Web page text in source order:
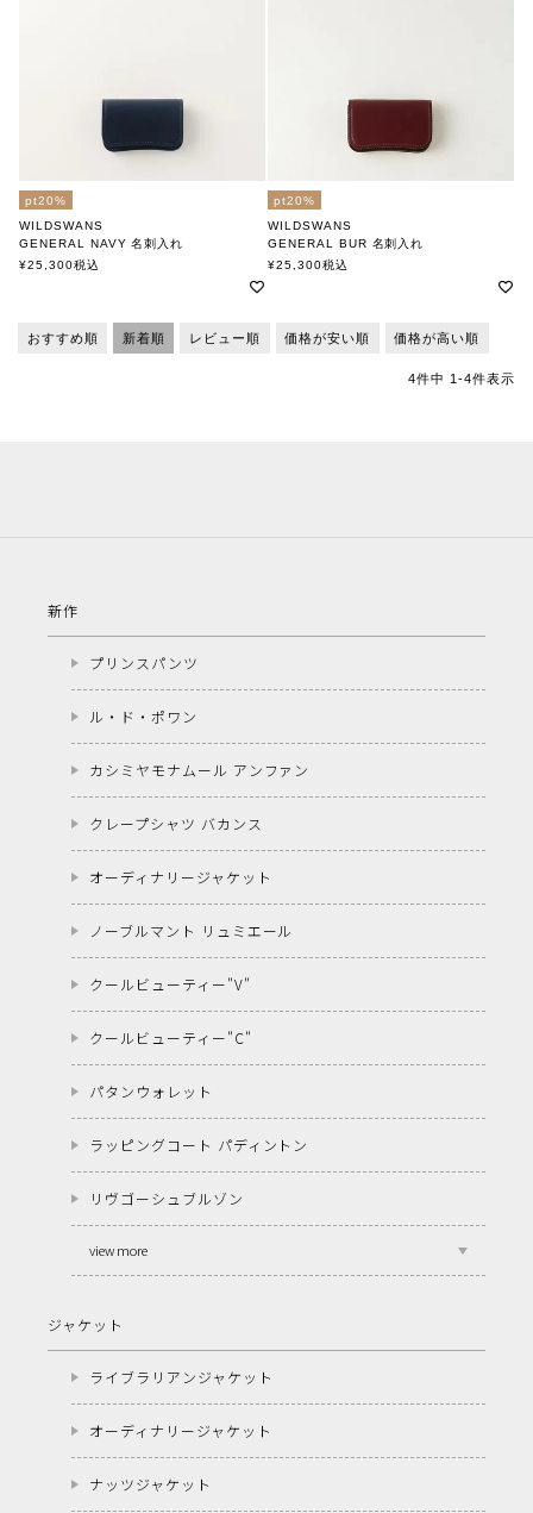
pt20%
WILDSWANS
GENERAL NAVY 名刺入れ
ワイルドスワンズ
¥25,300税込
pt20%
WILDSWANS
GENERAL BUR 名刺入れ
ワイルドスワンズ
¥25,300税込
おすすめ順 新着順 レビュー順 価格が安い順 価格が高い順
4件中 1-4件表示
新作
プリンスパンツ
ル・ド・ポワン
カシミヤモナムール アンファン
クレープシャツ バカンス
オーディナリージャケット
ノーブルマント リュミエール
クールビューティー"V"
クールビューティー"C"
パタンウォレット
ラッピングコート パディントン
リヴゴーシュブルゾン
view more
ジャケット
ライブラリアンジャケット
オーディナリージャケット
ナッツジャケット